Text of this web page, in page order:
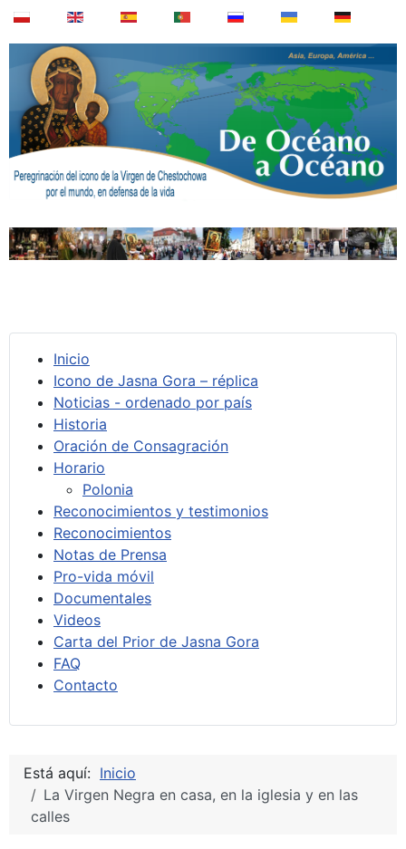
Inicio
Icono de Jasna Gora – réplica
Noticias - ordenado por país
Historia
Oración de Consagración
Horario
Polonia
Reconocimientos y testimonios
Reconocimientos
Notas de Prensa
Pro-vida móvil
Documentales
Videos
Carta del Prior de Jasna Gora
FAQ
Contacto
Está aquí: Inicio
La Virgen Negra en casa, en la iglesia y en las
calles